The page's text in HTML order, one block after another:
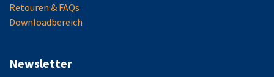
Retouren & FAQs
Downloadbereich
Newsletter